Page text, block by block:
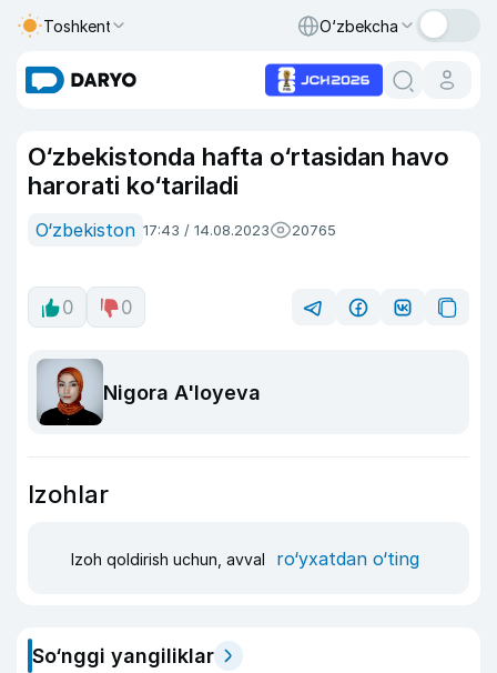
Toshkent O‘zbekcha
O‘zbekistonda hafta o‘rtasidan havo
harorati ko‘tariladi
O‘zbekiston 17:43 / 14.08.2023 20765
0 0
Nigora A'loyeva
Izohlar
Izoh qoldirish uchun, avval ro‘yxatdan o‘ting
So‘nggi yangiliklar